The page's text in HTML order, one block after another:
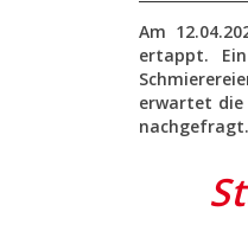
Am
ertappt.
erwartet die
nachgefragt.